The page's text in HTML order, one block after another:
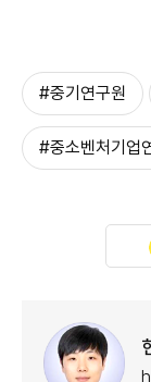
#중기연구원
#중소벤처기업